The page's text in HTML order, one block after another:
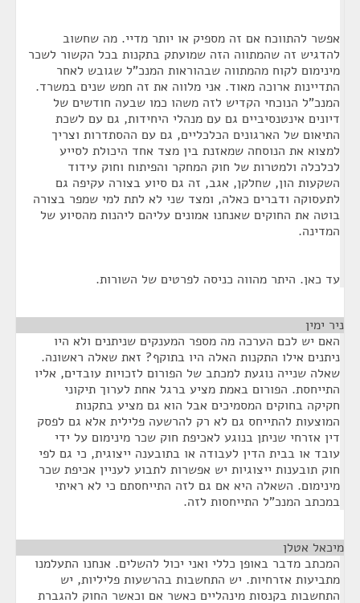
אפשר להתווכח אם זה מספיק או יותר מדיי. מה שחשוב
להדגיש זה שהמתווה הזה שמועתק בתקנות בכל הקשור לשכר
מינימום לקוח מהמתווה שבהוראות המנכ"ל שגובש לאחר
התדיינות ארוכה מאוד. אני מלווה את זה חמש שנים במשרד.
המנכ"ל הנוכחי הקדיש לזה משהו כמו שבעה חודשים של
דיונים אינטנסיביים גם עם מנהלי היחידות, גם עם לשכת
התיאום של הארגונים הכלכליים, גם עם ההסתדרות וצריך
למצוא את הנוסחה שמאזנת בין מצד אחד היכולת לסייע
לכלכלה ולמטרות של חוק המחקר והפיתוח וחוק עידוד
השקעות הון, שחלקן, אגב, זה גם סיוע בצורה עקיפה גם
לתעסוקה ודברים כאלה, ומצד שני לא לתת למי שמפר בצורה
בוטה את החוקים שאנחנו אמונים עליהם ליהנות מהסיוע של
המדינה.
עד כאן. היתר מהווה כניסה לפרטים של השורות.
ניר ימין
האם יש לכם הערכה מה מספר המענקים שניתנים ולא היו
ניתנים אילו התקנות האלה היו בתוקף? זאת שאלה ראשונה.
שאלה שנייה נוגעת למכתב של הפורום לזכויות עובדים, אליו
התייחסת. הפורום באמת מציע ברגל אחת לערוך תיקוני
חקיקה בחוקים המסמיכים אבל הוא גם מציע בתקנות
המוצעות להתייחס גם לא רק להרשעה פלילית אלא גם לפסק
דין אזרחי שניתן בנוגע לאכיפת חוק שכר מינימום על ידי
עובד או בבית הדין לעבודה או בתובענה ייצוגית, כי גם לפי
חוק תובענות ייצוגיות יש אפשרות לתבוע לעניין אכיפת שכר
מינימום. השאלה היא אם גם לזה התייחסתם כי לא ראיתי
במכתב המנכ"ל התייחסות לזה.
מיכאל אטלן
המכתב מדבר באופן כללי ואני יכול להשלים. אנחנו התעלמנו
מתביעות אזרחיות. יש התחשבות בהרשעות פליליות, יש
התחשבות בקנסות מינהליים כאשר אם וכאשר החוק להגברת